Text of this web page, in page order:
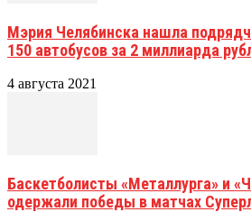
Мэрия Челябинска нашла
150 автобусов за 2 миллиарда
4 августа 2021
Баскетболисты «Металлурга» и
одержали победы в матчах